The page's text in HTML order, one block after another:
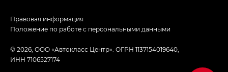
© 2026, ООО «Автокласс Центр». ОГРН 1137154019640,
ИНН 7106527174
Правовая информация
Положение по работе с персональными данными